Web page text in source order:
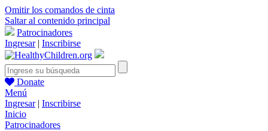
Omitir los comandos de cinta
Saltar al contenido principal
Patrocinadores
Ingresar| Inscribirse
Donate
Menú
Ingresar| Inscribirse
Inicio
Patrocinadores